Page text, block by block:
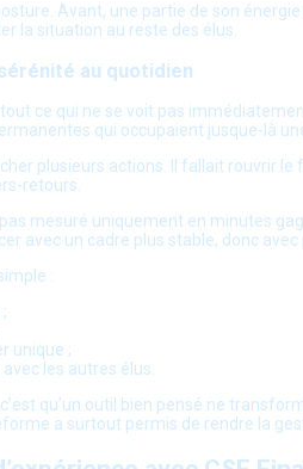
Avant, une partie de son
la situation au reste des élus.
au quotidien
ce qui ne se voit pas
qui occupaient jusque-là
plusieurs actions. Il fallait rouvrir
retours.
pas mesuré uniquement en minutes
avec un cadre plus stable, donc avec
:
unique ;
les autres élus.
qu’un outil bien pensé ne
a surtout permis de rendre la